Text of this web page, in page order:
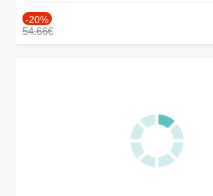
-20%
54.66€